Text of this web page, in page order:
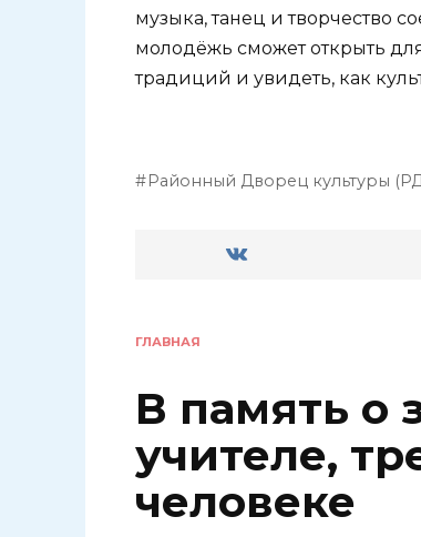
музыка, танец и творчество
молодёжь сможет открыть
традиций и увидеть, как
Районный Дворец культуры
ГЛАВНАЯ
В память о
учителе,
человеке